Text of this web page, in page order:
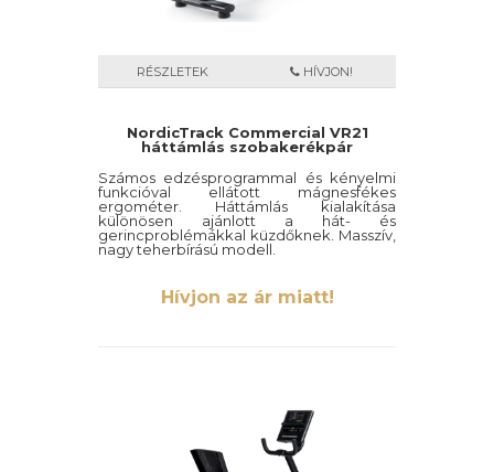
RÉSZLETEK HÍVJON!
NordicTrack Commercial VR21
háttámlás szobakerékpár
Számos edzésprogrammal és kényelmi
funkcióval ellátott mágnesfékes
ergométer. Háttámlás kialakítása
különösen ajánlott a hát- és
gerincproblémákkal küzdőknek. Masszív,
nagy teherbírású modell.
Hívjon az ár miatt!